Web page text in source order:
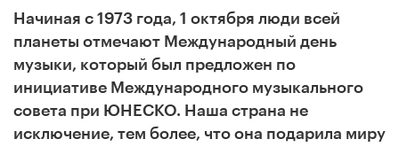
Начиная с 1973 года, 1 октября люди всей
планеты отмечают Международный день
музыки, который был предложен по
инициативе Международного музыкального
совета при ЮНЕСКО. Наша страна не
исключение, тем более, что она подарила миру